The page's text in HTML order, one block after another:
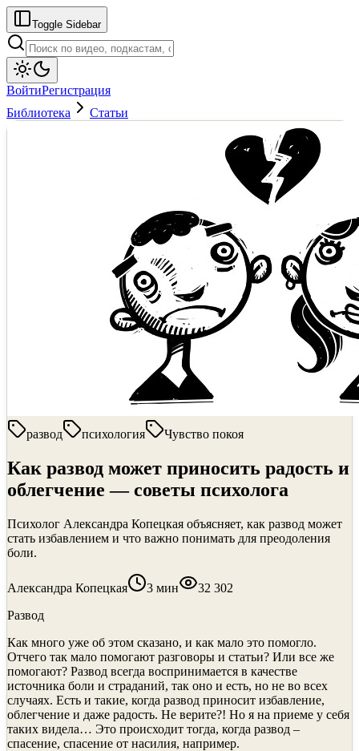
Toggle Sidebar
ВойтиРегистрация
Библиотека
Статьи
развод психология Чувство покоя
Как развод может приносить радость и
облегчение — советы психолога
Психолог Александра Копецкая объясняет, как развод может
стать избавлением и что важно понимать для преодоления
боли.
Александра Копецкая 3 мин
32 302
Развод
Как много уже об этом сказано, и как мало это помогло.
Отчего так мало помогают разговоры и статьи? Или все же
помогают? Развод всегда воспринимается в качестве
источника боли и страданий, так оно и есть, но не во всех
случаях. Есть и такие, когда развод приносит избавление,
облегчение и даже радость. Не верите?! Но я на приеме у себя
таких видела… Это происходит тогда, когда развод –
спасение, спасение от насилия, например.